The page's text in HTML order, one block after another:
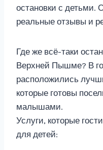
остановки с детьми.
реальные отзывы и
Где же всё-таки
Верхней Пышме? В
расположились
которые готовы
малышами.
Услуги, которые
для детей: